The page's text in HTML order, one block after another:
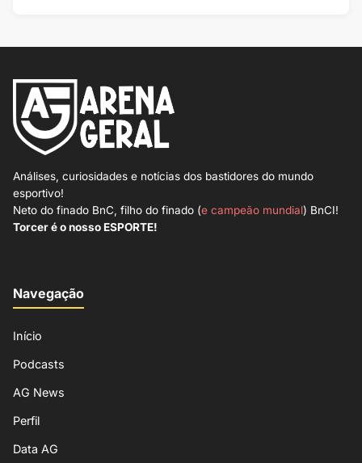
Análises, curiosidades e notícias dos bastidores do mundo
esportivo!
Neto do finado BnC, filho do finado (e campeão mundial) BnCI!
Torcer é o nosso ESPORTE!
Navegação
Início
Podcasts
AG News
Perfil
Data AG